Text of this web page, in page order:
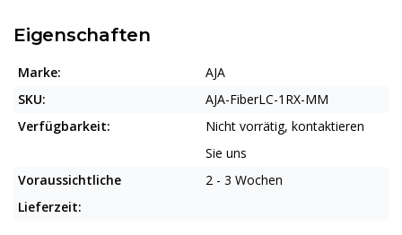
Eigenschaften
Marke:
AJA
SKU:
AJA-FiberLC-1RX-MM
Verfügbarkeit:
Nicht vorrätig, kontaktieren
Sie uns
Voraussichtliche
Lieferzeit:
2 - 3 Wochen